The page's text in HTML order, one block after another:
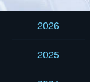
2026
2025